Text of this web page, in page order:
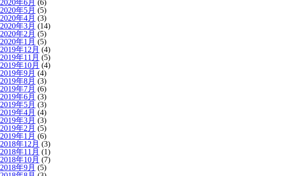
2020年6月 (6)
2020年5月 (5)
2020年4月 (3)
2020年3月 (14)
2020年2月 (5)
2020年1月 (5)
2019年12月 (4)
2019年11月 (5)
2019年10月 (4)
2019年9月 (4)
2019年8月 (3)
2019年7月 (6)
2019年6月 (3)
2019年5月 (3)
2019年4月 (4)
2019年3月 (3)
2019年2月 (5)
2019年1月 (6)
2018年12月 (3)
2018年11月 (1)
2018年10月 (7)
2018年9月 (5)